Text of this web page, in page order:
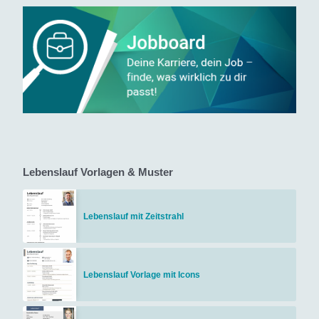
Lebenslauf Vorlagen & Muster
Lebenslauf mit Zeitstrahl
Lebenslauf Vorlage mit Icons